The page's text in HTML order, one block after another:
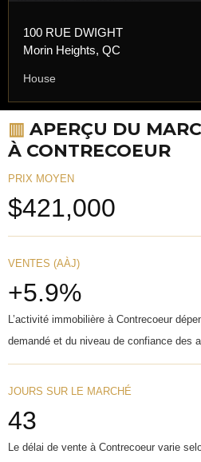
100 RUE DWIGHT
Morin Heights, QC
House
▥ APERÇU DU
À CONTRECOEUR
PRIX MOYEN
$421,000
VENTES (AÀJ)
+5.9%
L’activité immobilière à Contrecoeur
demandé et du niveau de confiance des
JOURS SUR LE MARCHÉ
43
Le délai de vente à Contrecoeur varie